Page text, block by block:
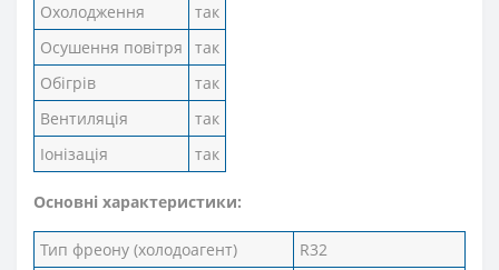
Охолодження
так
Осушення повітря
так
Обігрів
так
Вентиляція
так
Іонізація
так
Основні характеристики:
Тип фреону (холодоагент) R32